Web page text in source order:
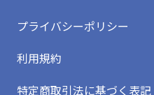
プライバシーポリシー
利用規約
特定商取引法に基づく表記